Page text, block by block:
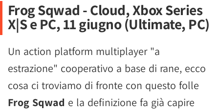
Frog Sqwad - Cloud, Xbox Series
X|S e PC, 11 giugno (Ultimate, PC)
Un action platform multiplayer "a
estrazione" cooperativo a base di rane, ecco
cosa ci troviamo di fronte con questo folle
Frog Sqwad e la definizione fa già capire